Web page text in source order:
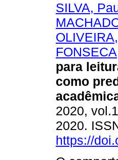
SILVA,
para
como
2020,
2020.
https://